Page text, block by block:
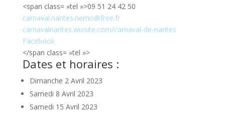
<span class= »tel »>09 51 24 42 50
carnaval.nantes.nemo@free.fr
carnavalnantes.wixsite.com/carnaval-de-nantes
Facebook
</span class= »tel »>
Dates et horaires :
Dimanche 2 Avril 2023
Samedi 8 Avril 2023
Samedi 15 Avril 2023